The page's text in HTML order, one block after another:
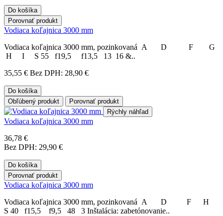
Do košíka
Porovnať produkt
Vodiaca koľajnica 3000 mm
Vodiaca koľajnica 3000 mm, pozinkovaná A D F G
H I S 55 f19,5 f13,5 13 16 &..
35,55 € Bez DPH: 28,90 €
Do košíka
Obľúbený produkt
Porovnať produkt
Rýchly náhľad
Vodiaca koľajnica 3000 mm
36,78 €
Bez DPH: 29,90 €
Do košíka
Porovnať produkt
Vodiaca koľajnica 3000 mm
Vodiaca koľajnica 3000 mm, pozinkovaná A D F H
S 40 f15,5 f9,5 48 3 Inštalácia: zabetónovanie..